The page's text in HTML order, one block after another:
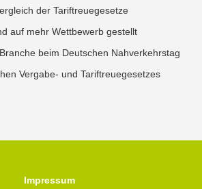
der Tariftreuegesetze
auf mehr Wettbewerb gestellt
beim Deutschen Nahverkehrstag
Vergabe- und Tariftreuegesetzes
Impressum